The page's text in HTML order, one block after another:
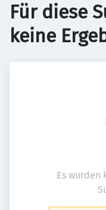
Für diese
keine
Es wurden